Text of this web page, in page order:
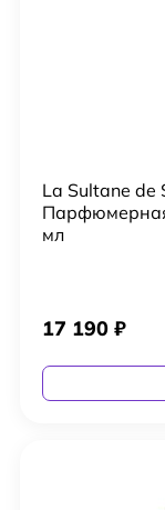
La Sultane
мл
17 190 ₽